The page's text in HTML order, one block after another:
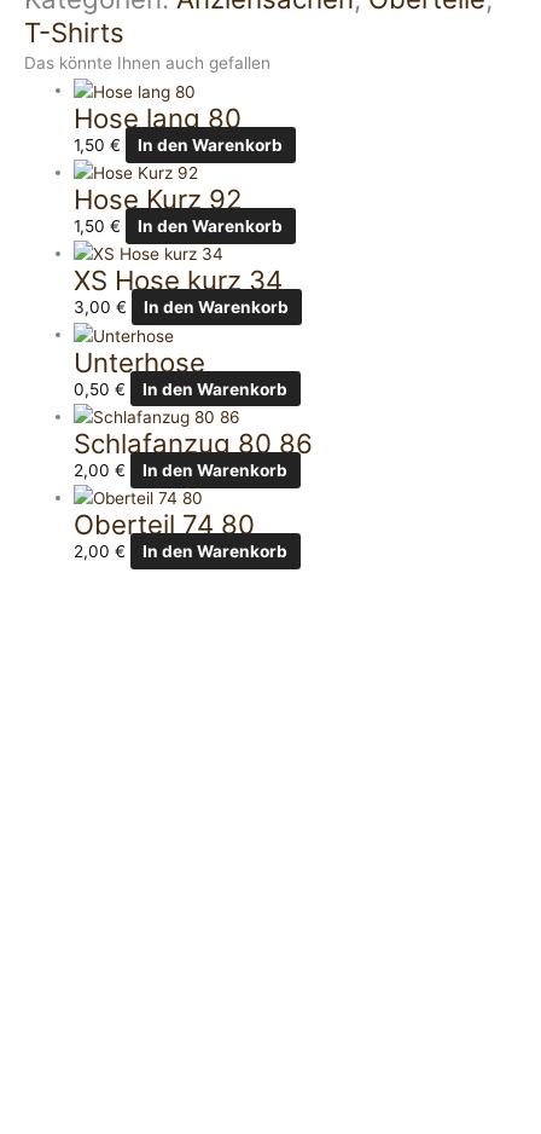
T-Shirts
Das könnte Ihnen auch gefallen
Hose lang 80
1,50€ In den Warenkorb
Hose Kurz 92
1,50€ In den Warenkorb
XS Hose kurz 34
3,00€ In den Warenkorb
Unterhose
0,50€ In den Warenkorb
Schlafanzug 80 86
2,00€ In den Warenkorb
Oberteil 74 80
2,00€ In den Warenkorb